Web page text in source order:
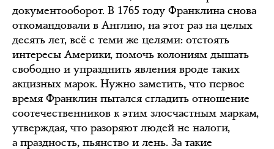
документооборот. В 1765 году Франклина снова
откомандовали в Англию, на этот раз на целых
десять лет, всё с теми же целями: отстоять
интересы Америки, помочь колониям дышать
свободно и упразднить явления вроде таких
акцизных марок. Нужно заметить, что первое
время Франклин пытался сгладить отношение
соотечественников к этим злосчастным маркам,
утверждая, что разоряют людей не налоги,
а праздность, пьянство и лень. За такие